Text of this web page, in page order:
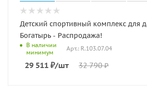
Детский спортивный комплекс для
Богатырь - Распродажа!
В наличии
минимум
Арт.: R.103.07.04
29 511 ₽/шт 32 790₽